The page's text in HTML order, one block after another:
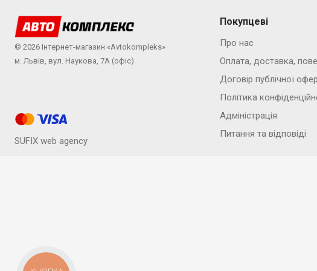
Покупцеві
Про нас
Оплата, доставка,
Договір публічної
Політика
Адміністрація
Питання та відповіді
© 2026 Інтернет-магазин «Avtokompleks»
м. Львів, вул. Наукова, 7А (офіс)
SUFIX web agency